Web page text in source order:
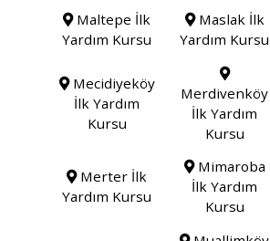
Maltepe İlk
Yardım Kursu
Maslak İlk
Yardım Kursu
Mecidiyeköy
İlk Yardım
Kursu
Merdivenköy
İlk Yardım
Kursu
Merter İlk
Yardım Kursu
Mimaroba
İlk Yardım
Kursu